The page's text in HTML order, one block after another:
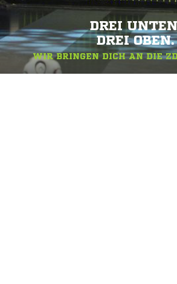
DREI
DREI OBEN.
WIR BRINGEN DICH AN DIE